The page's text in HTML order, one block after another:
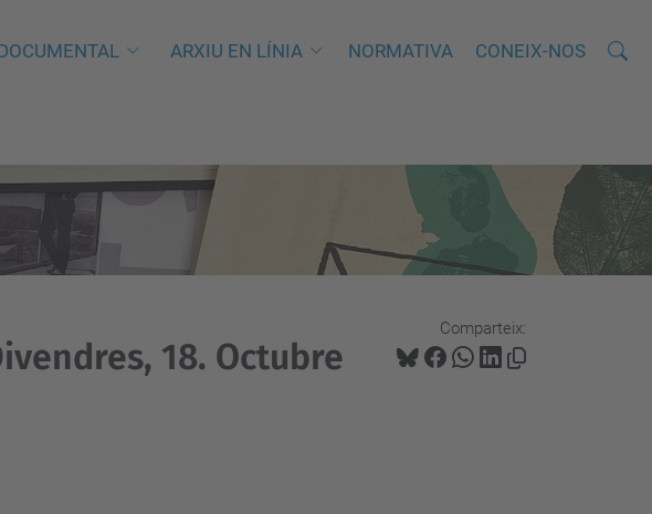
ARXIU EN LÍNIA NORMATIVA CONEIX-NOS Cerca
C
v
a
Comparteix:
18. Octubre